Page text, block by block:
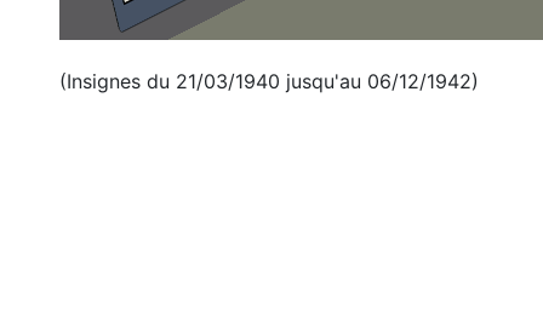
(Insignes du 21/03/1940 jusqu'au 06/12/1942)